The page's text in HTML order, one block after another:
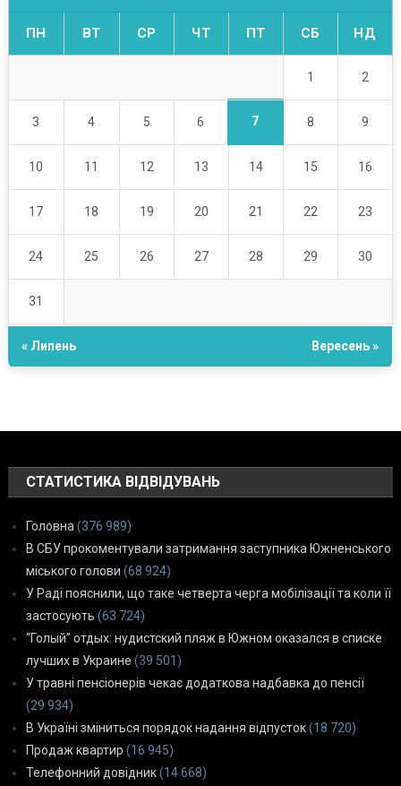
ПН ВТ СР ЧТ ПТ СБ НД
1 2
3 4 5 6 7 8 9
10 11 12 13 14 15 16
17 18 19 20 21 22 23
24 25 26 27 28 29 30
31
« Липень Вересень »
СТАТИСТИКА ВІДВІДУВАНЬ
Головна (376 989)
В СБУ прокоментували затримання заступника Южненського
міського голови (68 924)
У Раді пояснили, що таке четверта черга мобілізації та коли її
застосують (63 724)
“Голый” отдых: нудистский пляж в Южном оказался в списке
лучших в Украине (39 501)
У травні пенсіонерів чекає додаткова надбавка до пенсії
(29 934)
В Україні зміниться порядок надання відпусток(18 720)
Продаж квартир (16 945)
Телефонний довідник(14 668)